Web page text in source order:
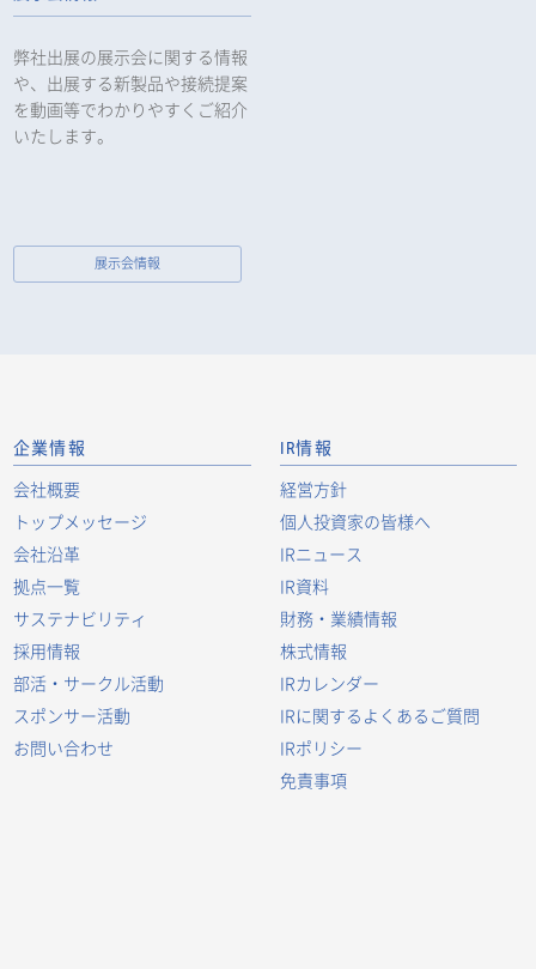
弊社出展の展示会に関する情報
や、出展する新製品や接続提案
を動画等でわかりやすくご紹介
いたします。
展示会情報
企業情報
会社概要
トップメッセージ
会社沿革
拠点一覧
サステナビリティ
採用情報
部活・サークル活動
スポンサー活動
お問い合わせ
IR情報
経営方針
個人投資家の皆様へ
IRニュース
IR資料
財務・業績情報
株式情報
IRカレンダー
IRに関するよくあるご質問
IRポリシー
免責事項